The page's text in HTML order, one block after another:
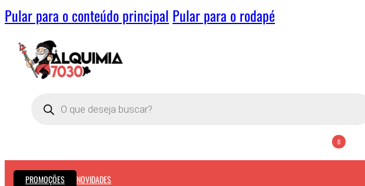
Pular para o conteúdo principal Pular para o rodapé
Pesquisar
produtos
0
PROMOÇÕES NOVIDADES